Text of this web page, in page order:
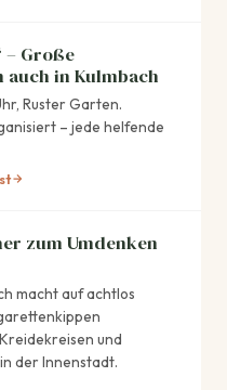
– Große
in Kulmbach
Ruster Garten.
– jede helfende
zum Umdenken
macht auf achtlos
und
der Innenstadt.